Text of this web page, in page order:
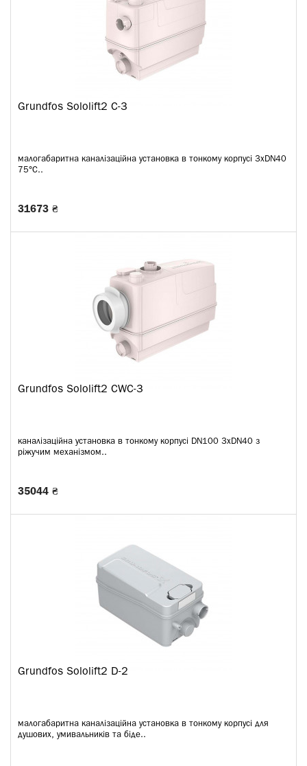
Grundfos Sololift2 C-3
малогабаритна каналізаційна установка в тонкому корпусі 3xDN40
75°C..
31673 ₴
Grundfos Sololift2 CWC-3
каналізаційна установка в тонкому корпусі DN100 3xDN40 з
ріжучим механізмом..
35044 ₴
Grundfos Sololift2 D-2
малогабаритна каналізаційна установка в тонкому корпусі для
душових, умивальників та біде..